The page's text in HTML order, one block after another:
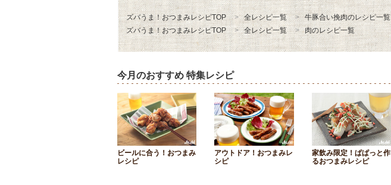
ズバうま！おつまみレシピTOP 全レシピ一覧
牛豚合い挽肉のレシピ一覧
ズバうま！おつまみレシピTOP
全レシピ一覧 肉のレシピ一覧
今月のおすすめ 特集レシピ
ビールに合う！おつまみ
レシピ
アウトドア！おつまみレ
シピ
家飲み限定！ぱぱっと作
るおつまみレシピ